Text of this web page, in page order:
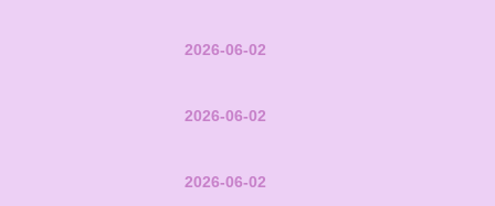
2026-06-02
2026-06-02
2026-06-02